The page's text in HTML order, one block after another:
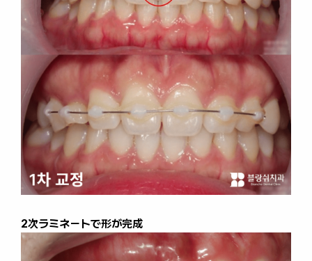
2次ラミネートで形が完成